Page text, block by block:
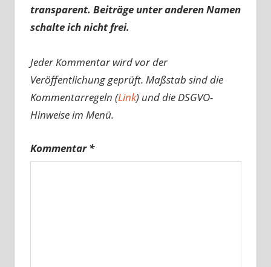
transparent. Beiträge unter anderen Namen
schalte ich nicht frei.
Jeder Kommentar wird vor der
Veröffentlichung geprüft. Maßstab sind die
Kommentarregeln (Link) und die DSGVO-
Hinweise im Menü.
Kommentar*